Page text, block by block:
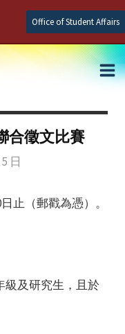
Office of Student Affairs
合徵文比賽
日
止（郵戳為憑）。
級及研究生，且於